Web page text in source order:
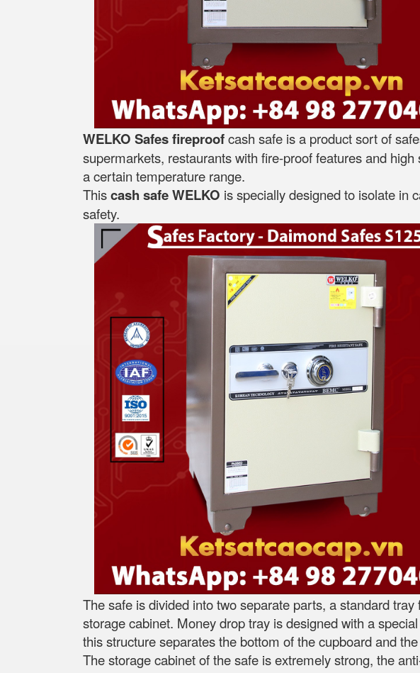
WELKO Safes fireproofcash safe is a product sort of
supermarkets, restaurants with fire-proof features and
a certain temperature range.
Thiscash safe WELKO is specially designed to isolate in
safety.
The safe is divided into two separate parts, a standard
storage cabinet. Money drop tray is designed with a
this structure separates the bottom of the cupboard and
The storage cabinet of the safe is extremely strong, the